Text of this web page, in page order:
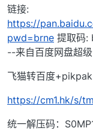
链接:
https://
pwd=brne 提取码:
--来自百度网盘超
飞猫转百度+pikpak
https://cm1.hk/s/
统一解压码：